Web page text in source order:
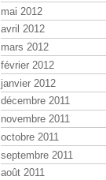
mai 2012
avril 2012
mars 2012
février 2012
janvier 2012
décembre 2011
novembre 2011
octobre 2011
septembre 2011
août 2011